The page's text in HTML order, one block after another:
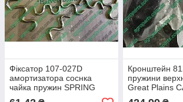
Фіксатор 107-027D
амортизатора соснка
чайка пружин SPRING
BAR CLIP скоба 107-027d
Кронштейн
пружини
Great Plains
DOUBLE